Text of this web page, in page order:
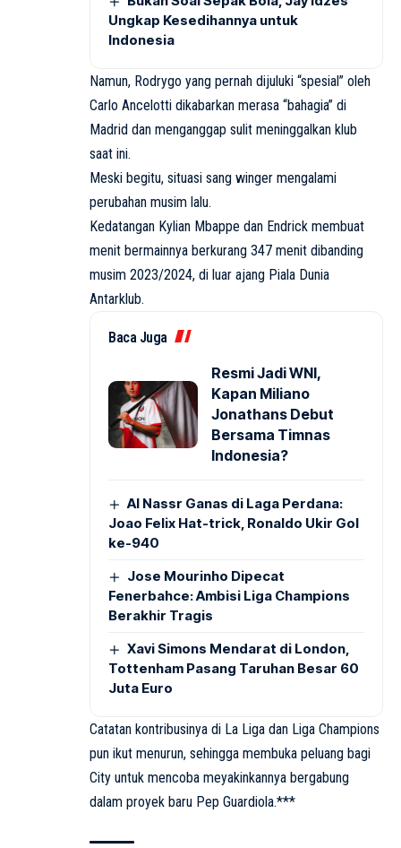
Ungkap Kesedihannya untuk
Indonesia
Namun, Rodrygo yang pernah dijuluki “spesial” oleh
Carlo Ancelotti dikabarkan merasa “bahagia” di
Madrid dan menganggap sulit meninggalkan klub
saat ini.
Meski begitu, situasi sang winger mengalami
perubahan musim lalu.
Kedatangan Kylian Mbappe dan Endrick membuat
menit bermainnya berkurang 347 menit dibanding
musim 2023/2024, di luar ajang Piala Dunia
Antarklub.
Baca Juga
Resmi Jadi WNI,
Kapan Miliano
Jonathans Debut
Bersama Timnas
Indonesia?
Al Nassr Ganas di Laga Perdana:
Joao Felix Hat-trick, Ronaldo Ukir Gol
ke-940
Jose Mourinho Dipecat
Fenerbahce: Ambisi Liga Champions
Berakhir Tragis
Xavi Simons Mendarat di London,
Tottenham Pasang Taruhan Besar 60
Juta Euro
Catatan kontribusinya di La Liga dan Liga Champions
pun ikut menurun, sehingga membuka peluang bagi
City untuk mencoba meyakinkannya bergabung
dalam proyek baru Pep Guardiola.***